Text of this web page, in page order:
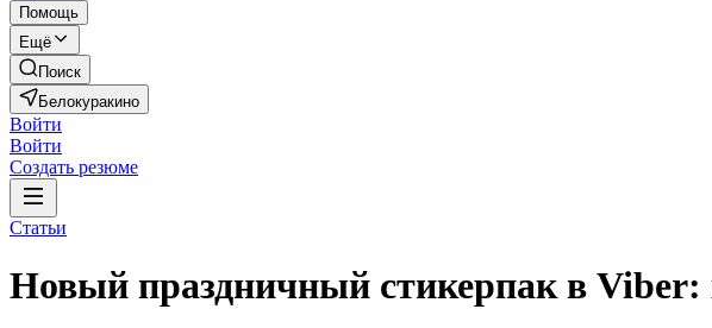
Помощь
Ещё
Поиск
Белокуракино
Войти
Войти
Создать резюме
Статьи
Новый праздничный стикерпак в Viber: